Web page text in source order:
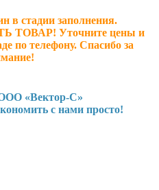
стадии заполнения.
ТОВАР! Уточните цены и
по телефону. Спасибо за
С»
с нами просто!